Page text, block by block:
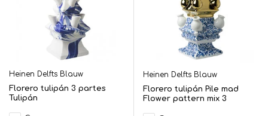
Heinen Delfts Blauw
Florero tulipán 3 partes
Tulipán
Heinen Delfts Blauw
Florero tulipán Pile mad
Flower pattern mix 3